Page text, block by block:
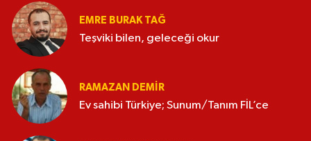
EMRE BURAK TAĞ
Teşviki bilen, geleceği okur
RAMAZAN DEMİR
Ev sahibi Türkiye; Sunum/Tanım FİL’ce